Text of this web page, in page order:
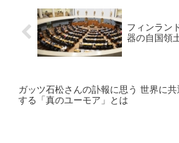
フィンラン
器の自国領
ガッツ石松さんの訃報に思う 世界に共
する「真のユーモア」とは